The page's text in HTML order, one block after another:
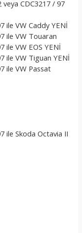
veya CDC3217 / 97
ile VW Caddy YENİ
ile VW Touaran
ile VW EOS YENİ
ile VW Tiguan YENİ
ile VW Passat
ile Skoda Octavia II